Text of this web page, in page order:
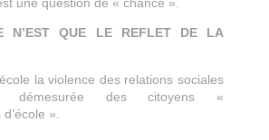
N’EST QUE LE REFLET DE LA
la violence des relations sociales
démesurée des citoyens «
».